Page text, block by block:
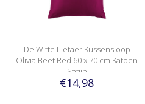
De Witte Lietaer Kussensloop
Olivia Beet Red 60 x 70 cm Katoen
Satijn
€14,98